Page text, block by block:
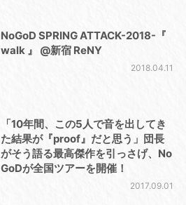
NoGoD SPRING ATTACK-2018-『
walk 』 @新宿 ReNY
2018.04.11
「10年間、この5人で音を出してき
た結果が『proof』だと思う」団長
がそう語る最高傑作を引っさげ、No
GoDが全国ツアーを開催！
2017.09.01